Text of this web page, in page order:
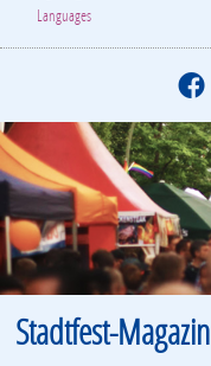
Languages
f
Stadtfest-Magazin